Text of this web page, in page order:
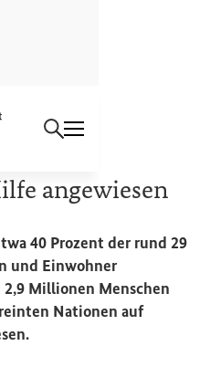
auf
angewiesen
40 Prozent der rund 29
und Einwohner
Millionen Menschen
Nationen auf